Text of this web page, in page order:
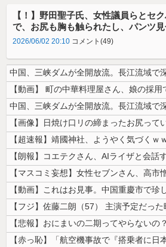
【！】野田聖子氏、女性議員らとセ
で、お尻も胸も触られたし、パンツ見
2026/06/02 20:10 コメント(49)
中国、三峡ダムが全開放流。長江流域で
【動画】 町の中華料理屋さん、娘の採
中国、三峡ダムが全開放流。長江流域で
【画像】日焼け口リの締まったお尻って
【超速報】靖國神社、ようやく気づくｗ
【動画】これはお見事。中国重慶市で珍